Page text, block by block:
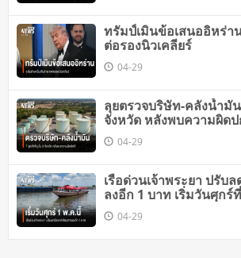
ทรัมป์เมินข้อเสนออิหร่า
ต่อรองนิวเคลียร์
04-29
ลุยตรวจบริษัท-คลังน้ำมั
จังหวัด หลังพบความผิด
04-29
เรือด่วนเจ้าพระยา ปรับ
ลงอีก 1 บาท เริ่มวันศุกร์
04-29